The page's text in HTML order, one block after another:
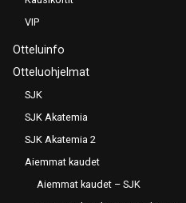
VIP
Otteluinfo
Otteluohjelmat
SJK
SJK Akatemia
SJK Akatemia 2
Aiemmat kaudet
Aiemmat kaudet – SJK